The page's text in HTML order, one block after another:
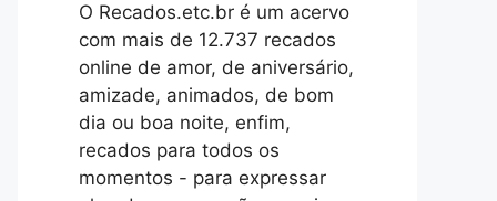
O Recados.etc.br é um acervo
com mais de 12.737 recados
online de amor, de aniversário,
amizade, animados, de bom
dia ou boa noite, enfim,
recados para todos os
momentos - para expressar